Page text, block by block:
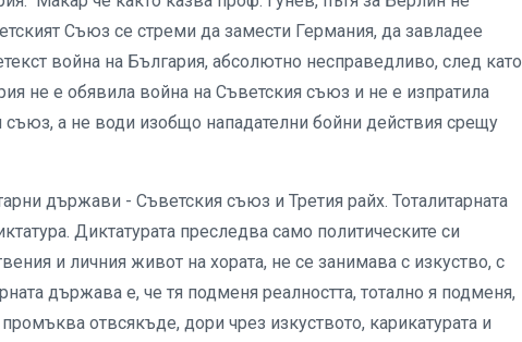
Съюз се стреми да замести Германия, да завладее
война на България, абсолютно несправедливо, след като
не е обявила война на Съветския съюз и не е изпратила
а не води изобщо нападателни бойни действия срещу
държави - Съветския съюз и Третия райх. Тоталитарната
Диктатурата преследва само политическите си
и личния живот на хората, не се занимава с изкуство, с
държава е, че тя подменя реалността, тотално я подменя,
отвсякъде, дори чрез изкуството, карикатурата и